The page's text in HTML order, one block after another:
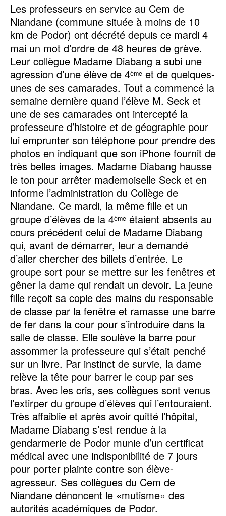
Les professeurs en service au Cem de
Niandane (commune située à moins de 10
km de Podor) ont décrété depuis ce mardi 4
mai un mot d’ordre de 48 heures de grève.
Leur collègue Madame Diabang a subi une
agression d’une élève de 4ème et de quelques-
unes de ses camarades. Tout a commencé la
semaine dernière quand l’élève M. Seck et
une de ses camarades ont intercepté la
professeure d’histoire et de géographie pour
lui emprunter son téléphone pour prendre des
photos en indiquant que son iPhone fournit de
très belles images. Madame Diabang hausse
le ton pour arrêter mademoiselle Seck et en
informe l’administration du Collège de
Niandane. Ce mardi, la même fille et un
groupe d’élèves de la 4ème étaient absents au
cours précédent celui de Madame Diabang
qui, avant de démarrer, leur a demandé
d’aller chercher des billets d’entrée. Le
groupe sort pour se mettre sur les fenêtres et
gêner la dame qui rendait un devoir. La jeune
fille reçoit sa copie des mains du responsable
de classe par la fenêtre et ramasse une barre
de fer dans la cour pour s’introduire dans la
salle de classe. Elle soulève la barre pour
assommer la professeure qui s’était penché
sur un livre. Par instinct de survie, la dame
relève la tête pour barrer le coup par ses
bras. Avec les cris, ses collègues sont venus
l’extirper du groupe d’élèves qui l’entouraient.
Très affaiblie et après avoir quitté l’hôpital,
Madame Diabang s’est rendue à la
gendarmerie de Podor munie d’un certificat
médical avec une indisponibilité de 7 jours
pour porter plainte contre son élève-
agresseur. Ses collègues du Cem de
Niandane dénoncent le «mutisme» des
autorités académiques de Podor.